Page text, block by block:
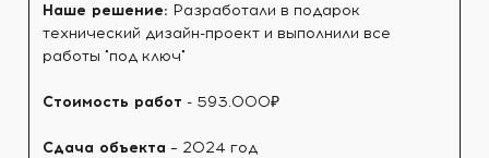
Наше решение: Разработали в подарок
технический дизайн-проект и выполнили все
работы "под ключ"
Стоимость работ - 593.000₽
Сдача объекта – 2024 год